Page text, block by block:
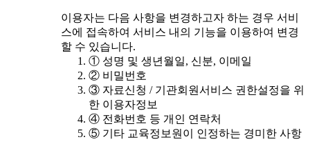
이용자는 다음 사항을 변경하고자 하는 경우 서비
스에 접속하여 서비스 내의 기능을 이용하여 변경
할 수 있습니다.
① 성명 및 생년월일, 신분, 이메일
② 비밀번호
③ 자료신청 / 기관회원서비스 권한설정을 위
한 이용자정보
④ 전화번호 등 개인 연락처
⑤ 기타 교육정보원이 인정하는 경미한 사항